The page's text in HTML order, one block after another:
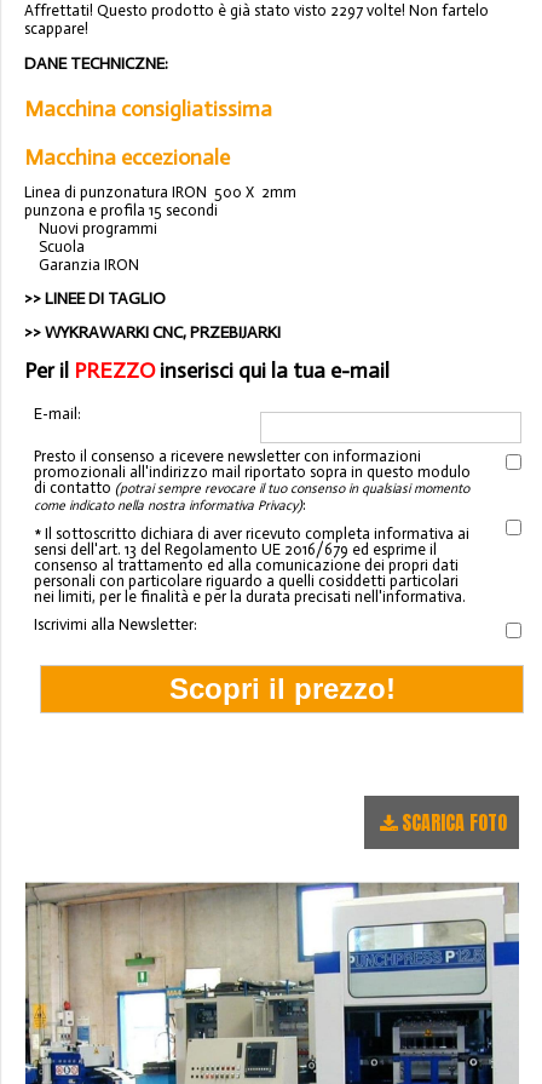
Affrettati! Questo prodotto è già stato visto 2297 volte! Non fartelo
scappare!
DANE TECHNICZNE:
Macchina consigliatissima
Macchina eccezionale
Linea di punzonatura IRON 500 X 2mm
punzona e profila 15 secondi
Nuovi programmi
Scuola
Garanzia IRON
>>LINEE DI TAGLIO
>>WYKRAWARKI CNC, PRZEBIJARKI
Per il PREZZOinserisci qui la tua e-mail
E-mail:
Presto il consenso a ricevere newsletter con informazioni
promozionali all'indirizzo mail riportato sopra in questo modulo
di contatto (potrai sempre revocare il tuo consenso in qualsiasi momento
come indicato nella nostra informativa Privacy):
* Il sottoscritto dichiara di aver ricevuto completa informativa ai
sensi dell'art. 13 del Regolamento UE 2016/679 ed esprime il
consenso al trattamento ed alla comunicazione dei propri dati
personali con particolare riguardo a quelli cosiddetti particolari
nei limiti, per le finalità e per la durata precisati nell'informativa.
Iscrivimi alla Newsletter:
SCARICA FOTO